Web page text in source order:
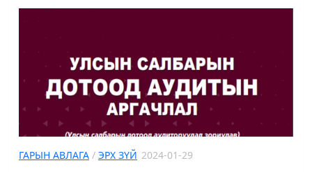
ГАРЫН АВЛАГА / ЭРХ ЗҮЙ 2024-01-29